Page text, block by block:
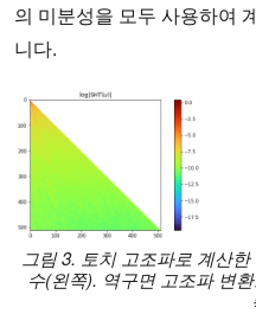
의 미분성을 모두 사용하여
니다.
그림 3. 토치 고조파로 계산
수(왼쪽). 역구면 고조파 변